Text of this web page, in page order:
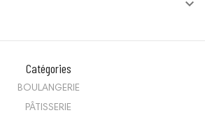

Catégories
BOULANGERIE
PÂTISSERIE